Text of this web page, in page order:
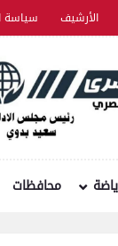
الأرشيف سياسة
محافظات